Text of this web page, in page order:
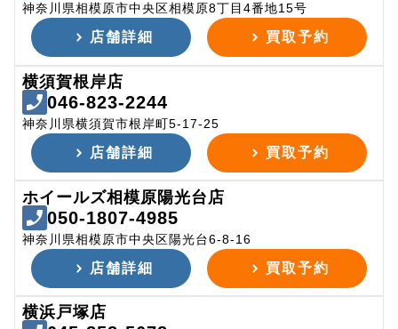
神奈川県相模原市中央区相模原8丁目4番地15号
店舗詳細 買取予約
横須賀根岸店
046-823-2244
神奈川県横須賀市根岸町5-17-25
店舗詳細 買取予約
ホイールズ相模原陽光台店
050-1807-4985
神奈川県相模原市中央区陽光台6-8-16
店舗詳細 買取予約
横浜戸塚店